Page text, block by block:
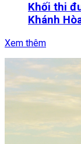
Khối thi
Khánh
Xem thêm